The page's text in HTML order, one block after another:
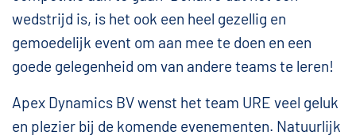
wedstrijd is, is het ook een heel gezellig en
gemoedelijk event om aan mee te doen en een
goede gelegenheid om van andere teams te leren!
Apex Dynamics BV wenst het team URE veel geluk
en plezier bij de komende evenementen. Natuurlijk